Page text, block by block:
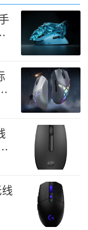
游戏cf机械电竞